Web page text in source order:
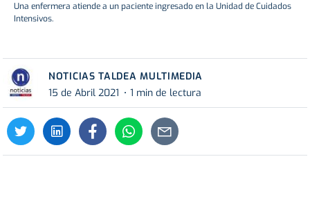
Una enfermera atiende a un paciente ingresado en la Unidad de Cuidados
Intensivos.
NOTICIAS TALDEA MULTIMEDIA
15 de Abril 2021
1 min de lectura